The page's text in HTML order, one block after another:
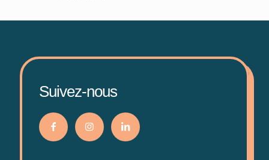
Suivez-nous